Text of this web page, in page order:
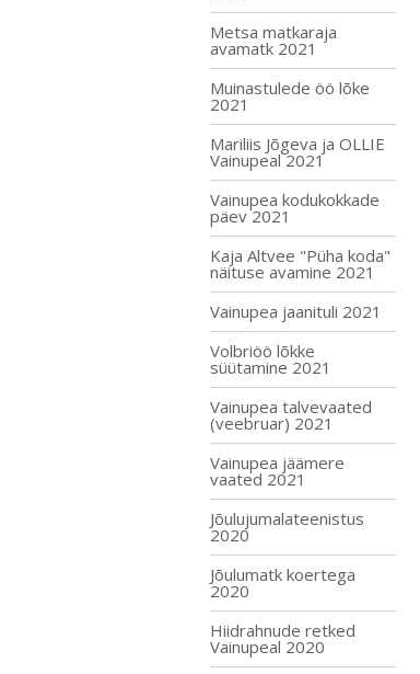
Metsa matkaraja
avamatk 2021
Muinastulede öö lõke
2021
Mariliis Jõgeva ja OLLIE
Vainupeal 2021
Vainupea kodukokkade
päev 2021
Kaja Altvee "Püha koda"
näituse avamine 2021
Vainupea jaanituli 2021
Volbriöö lõkke
süütamine 2021
Vainupea talvevaated
(veebruar) 2021
Vainupea jäämere
vaated 2021
Jõulujumalateenistus
2020
Jõulumatk koertega
2020
Hiidrahnude retked
Vainupeal 2020